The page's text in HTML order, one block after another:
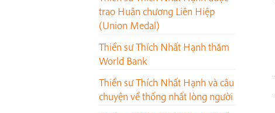
trao Huân chương Liên Hiệp
(Union Medal)
Thiền sư Thích Nhất Hạnh thăm
World Bank
Thiền sư Thích Nhất Hạnh và câu
chuyện về thống nhất lòng người